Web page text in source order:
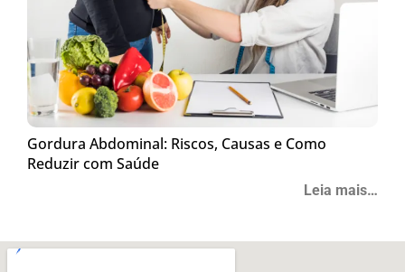
Gordura Abdominal: Riscos, Causas e Como
Reduzir com Saúde
Leia mais…